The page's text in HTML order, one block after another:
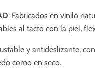
: Fabricados en vinilo
al tacto con la piel,
y antideslizante,
como en seco.